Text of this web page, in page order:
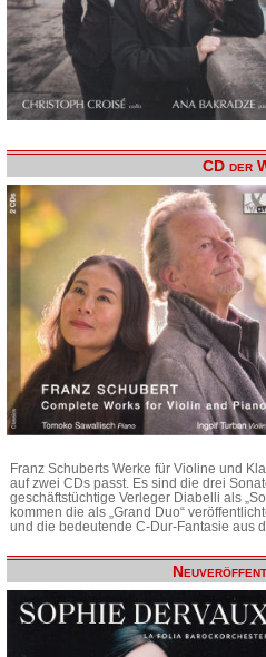
CD der
Franz Schuberts Werke für Violine und
auf zwei CDs passt. Es sind die drei
geschäftstüchtige Verleger Diabelli als
kommen die als „Grand Duo“
und die bedeutende C-Dur-Fantasie aus